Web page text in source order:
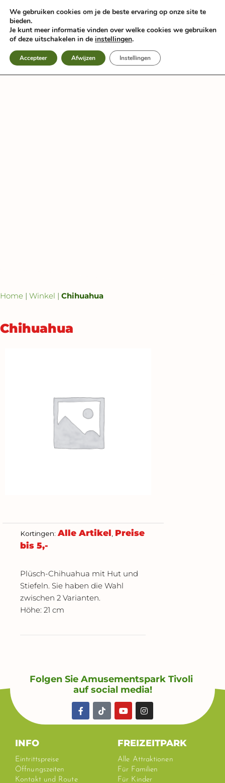
Inhalt
springen
Home | Winkel | Chihuahua
Chihuahua
Kortingen: Alle Artikel Preise
bis 5,-
Plüsch-Chihuahua mit Hut und
Stiefeln. Sie haben die Wahl
zwischen 2 Varianten.
Höhe: 21 cm
Folgen Sie Amusementspark Tivoli
auf social media!
F
a
c
T
i
k
Y
o
u
u
b
e
I
n
s
a
g
r
a
m
INFO
Eintrittspreise
Öffnungszeiten
Kontakt und Route
FREIZEITPARK
Alle Attraktionen
Für Familien
Für Kinder
We gebruiken cookies om je de beste ervaring op onze site te
bieden.
Je kunt meer informatie vinden over welke cookies we gebruiken
of deze uitschakelen in de instellingen.
Accepteer Afwijzen Instellingen